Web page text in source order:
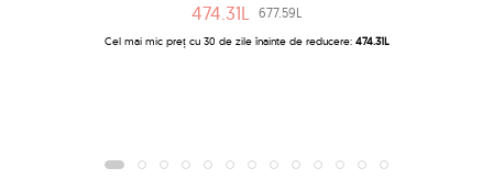
474.31L 677.59L
Cel mai mic preț cu 30 de zile înainte de reducere: 474.31L